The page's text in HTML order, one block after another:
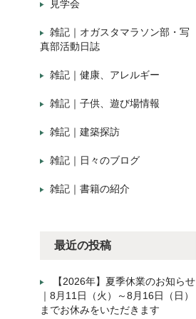
見学会
雑記｜オガスタマラソン部・写
真部活動日誌
雑記｜健康、アレルギー
雑記｜子供、遊び場情報
雑記｜建築探訪
雑記｜日々のブログ
雑記｜書籍の紹介
最近の投稿
【2026年】夏季休業のお知らせ
｜8月11日（火）～8月16日（日）
までお休みをいただきます